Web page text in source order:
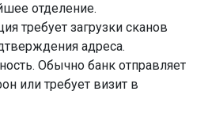
отделение.
требует загрузки сканов
адреса.
Обычно банк отправляет
или требует визит в